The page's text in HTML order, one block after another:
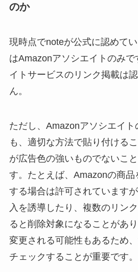
のか
現時点でnoteが公式に認めて
はAmazonアソシエイトのみ
イトサービスのリンク掲載は
ん。
ただし、Amazonアソシエイト
も、適切な方法で貼り付ける
が広告色の強いものでないこ
す。たとえば、Amazonの商
する場合は許可されています
入を誘導したり、複数のリン
ると削除対象になることがあ
変更される可能性もあるため
チェックすることが重要です。